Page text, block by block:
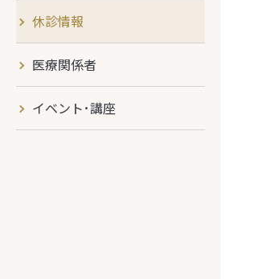
休診情報
医療関係者
イベント･講座